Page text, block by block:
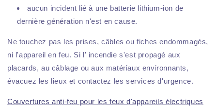
aucun incident lié à une batterie lithium-ion de
dernière génération n'est en cause.
Ne touchez pas les prises, câbles ou fiches endommagés,
ni l'appareil en feu. Si l' incendie s'est propagé aux
placards, au câblage ou aux matériaux environnants,
évacuez les lieux et contactez les services d'urgence.
Couvertures anti-feu pour les feux d'appareils électriques